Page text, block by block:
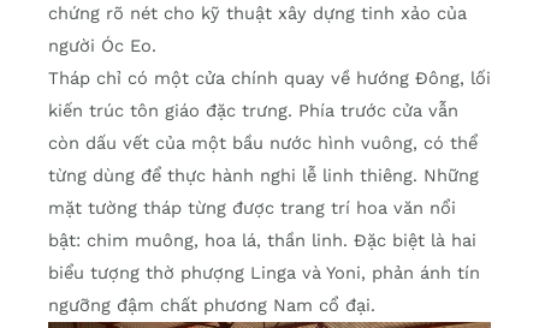
chứng rõ nét cho kỹ thuật xây dựng tinh xảo của
người Óc Eo.
Tháp chỉ có một cửa chính quay về hướng Đông, lối
kiến trúc tôn giáo đặc trưng. Phía trước cửa vẫn
còn dấu vết của một bầu nước hình vuông, có thể
từng dùng để thực hành nghi lễ linh thiêng. Những
mặt tường tháp từng được trang trí hoa văn nổi
bật: chim muông, hoa lá, thần linh. Đặc biệt là hai
biểu tượng thờ phượng Linga và Yoni, phản ánh tín
ngưỡng đậm chất phương Nam cổ đại.